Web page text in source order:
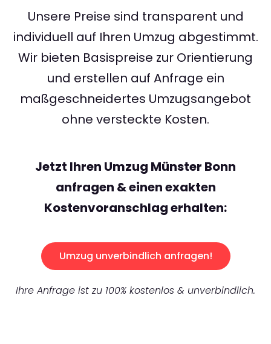
Unsere Preise sind transparent und
individuell auf Ihren Umzug abgestimmt.
Wir bieten Basispreise zur Orientierung
und erstellen auf Anfrage ein
maßgeschneidertes Umzugsangebot
ohne versteckte Kosten.
Jetzt Ihren Umzug Münster Bonn
anfragen & einen exakten
Kostenvoranschlag erhalten:
Umzug unverbindlich anfragen!
Ihre Anfrage ist zu 100% kostenlos & unverbindlich.